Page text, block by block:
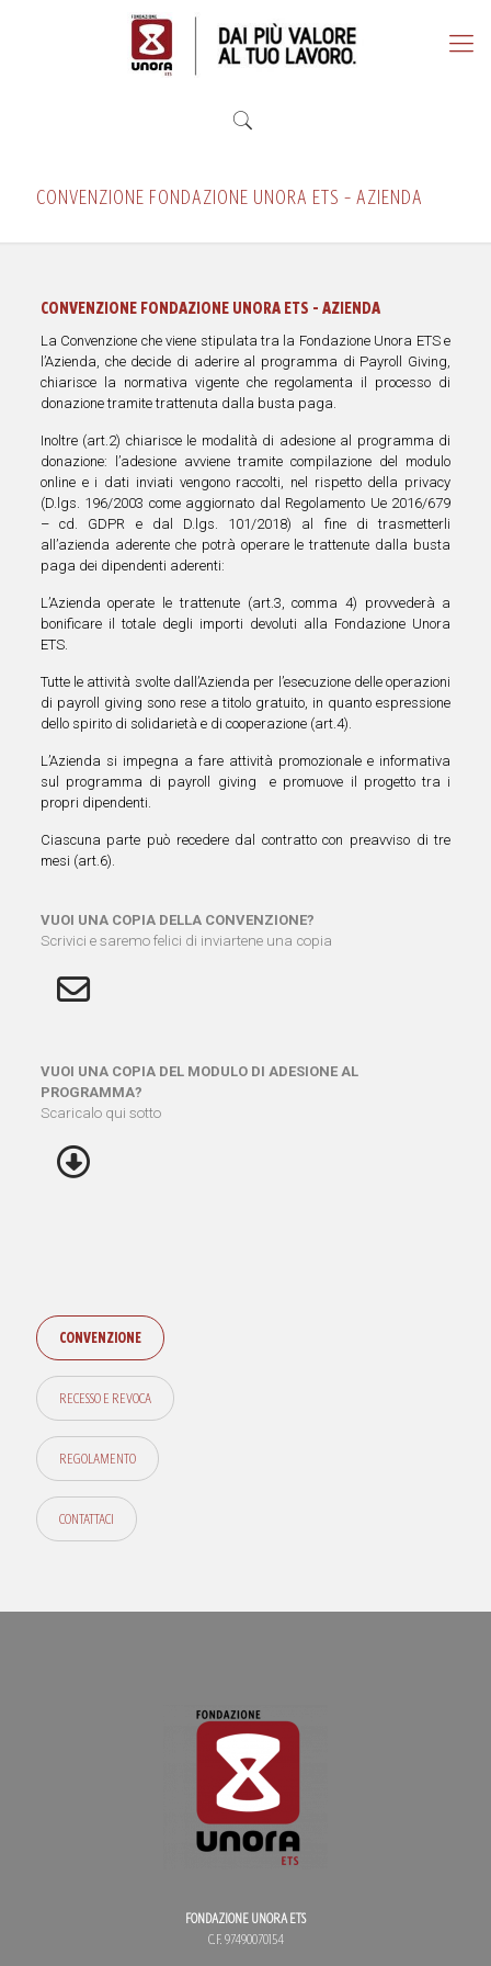
CONVENZIONE FONDAZIONE UNORA ETS – AZIENDA
CONVENZIONE FONDAZIONE UNORA ETS - AZIENDA
La Convenzione che viene stipulata tra la Fondazione Unora ETS e
l’Azienda, che decide di aderire al programma di Payroll Giving,
chiarisce la normativa vigente che regolamenta il processo di
donazione tramite trattenuta dalla busta paga.
Inoltre (art.2) chiarisce le modalità di adesione al programma di
donazione: l’adesione avviene tramite compilazione del modulo
online e i dati inviati vengono raccolti, nel rispetto della privacy
(D.lgs. 196/2003 come aggiornato dal Regolamento Ue 2016/679
– cd. GDPR e dal D.lgs. 101/2018) al fine di trasmetterli
all’azienda aderente che potrà operare le trattenute dalla busta
paga dei dipendenti aderenti:
L’Azienda operate le trattenute (art.3, comma 4) provvederà a
bonificare il totale degli importi devoluti alla Fondazione Unora
ETS.
Tutte le attività svolte dall’Azienda per l’esecuzione delle operazioni
di payroll giving sono rese a titolo gratuito, in quanto espressione
dello spirito di solidarietà e di cooperazione (art.4).
L’Azienda si impegna a fare attività promozionale e informativa
sul programma di payroll giving e promuove il progetto tra i
propri dipendenti.
Ciascuna parte può recedere dal contratto con preavviso di tre
mesi (art.6).
VUOI UNA COPIA DELLA CONVENZIONE?
Scrivici e saremo felici di inviartene una copia
VUOI UNA COPIA DEL MODULO DI ADESIONE AL
PROGRAMMA?
Scaricalo qui sotto
CONVENZIONE
RECESSO E REVOCA
REGOLAMENTO
CONTATTACI
FONDAZIONE UNORA ETS
C.F. 97490070154